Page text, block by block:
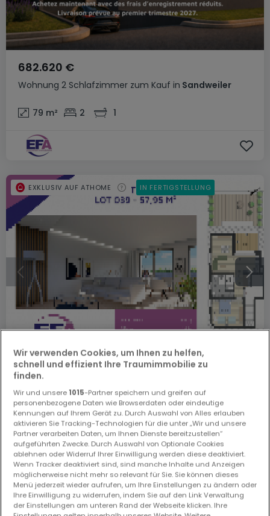
Wohnung 2 Schlafzimmer zum Kauf in Sandweiler
682.620 €
79 m² 2 1
Wohnung 1 Schlafzimmer zum Kauf inSandweiler
554.700 €
58 m² 1 1
EXKLUSIV AUF ATHOME IN FERTIGSTELLUNG
Wir verwenden Cookies, um Ihnen zu helfen,
schnell und effizient Ihre Traumimmobilie zu
finden.
Wir und unsere 1015-Partner speichern und greifen auf
personenbezogene Daten wie Browserdaten oder eindeutige
Kennungen auf Ihrem Gerät zu. Durch Auswahl von Alles erlauben
aktivieren Sie Tracking-Technologien für die unter „Wir und unsere
Partner verarbeiten Daten, um Ihnen Dienste bereitzustellen“
aufgeführten Zwecke. Durch Auswahl von Optionale Cookies
ablehnen oder Widerruf Ihrer Einwilligung werden diese deaktiviert.
Wenn Tracker deaktiviert sind, sind manche Inhalte und Anzeigen
möglicherweise nicht mehr so relevant für Sie. Sie können dieses
Menü jederzeit wieder aufrufen, um Ihre Einstellungen zu ändern oder
Ihre Einwilligung zu widerrufen, indem Sie auf den Link Verwaltung
der Einstellungen am unteren Rand der Webseite klicken. Ihre